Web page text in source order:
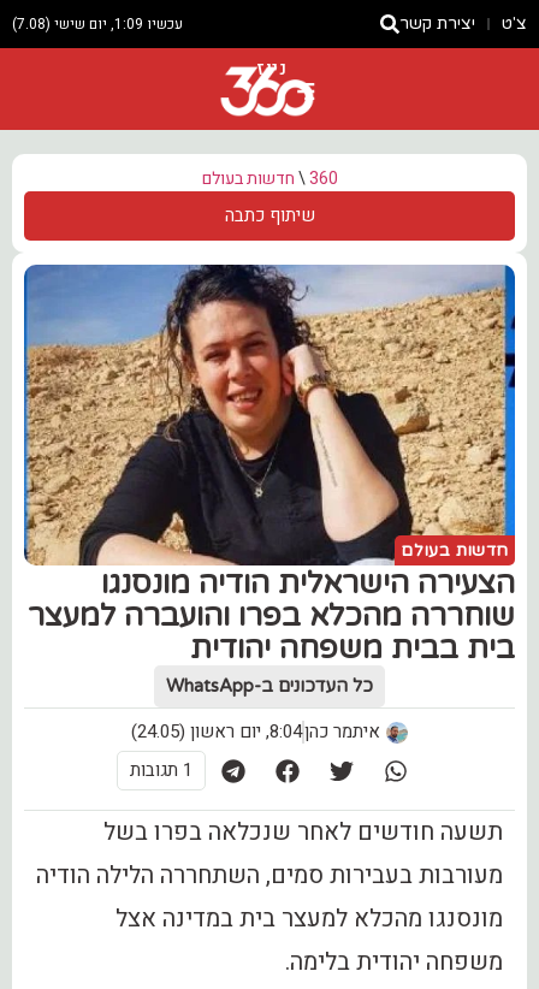
צ'ט יצירת קשר עכשיו 1:09, יום שישי (7.08)
ניוז
360
\חדשות בעולם
שיתוף כתבה
חדשות בעולם
‏הצעירה הישראלית הודיה מונסנגו
שוחררה מהכלא בפרו והועברה למעצר
בית בבית משפחה יהודית
כל העדכונים ב-WhatsApp
איתמר כהן8:04, יום ראשון (24.05)
1 תגובות
תשעה חודשים לאחר שנכלאה בפרו בשל
מעורבות בעבירות סמים, השתחררה הלילה הודיה
מונסנגו מהכלא למעצר בית במדינה אצל
משפחה יהודית בלימה.